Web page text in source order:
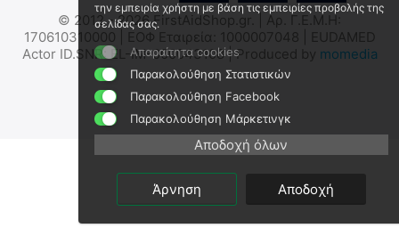
Pro Ration Νερό 330ml
Λήξη σε 50 Έτη
Pro Ration Water 50 years
Άμεσα διαθέσιμο
Αποστολή σε 1 έως 3
(χωρίς ΦΠΑ)
Katadyn BeFree 1Lt Δοχείο
Νερού με Φίλτρο
Katadyn BeFree 1.0L Tactical
Άμεσα διαθέσιμο
Αποστολή σε 1 εως 3
εργάσιμες
€70.01
€56.46(χωρίς ΦΠΑ)
© 2012 - 2026 FirstAidShop.gr. | Αρ. Γ.Ε.Μ.Η:
170610310000 | ΕΟΦ Εταιρεία: 1000007048 | EUDAMED
Actor ID.SNR: EL-IM-000043108 | Produced by momedia
την εμπειρία χρήστη με βάση τις εμπειρίες προβολής της
σελίδας σας.
Απαραίτητα cookies
Παρακολούθηση Στατιστικών
Παρακολούθηση Facebook
Παρακολούθηση Μάρκετινγκ
Αποδοχή όλων
Άρνηση Αποδοχή